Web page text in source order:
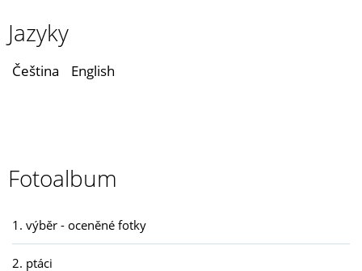
Jazyky
Čeština English
Fotoalbum
1. výběr - oceněné fotky
2. ptáci